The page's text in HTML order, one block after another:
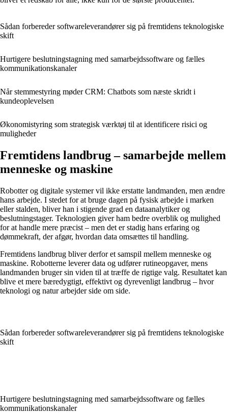
Sådan forbereder softwareleverandører sig på fremtidens teknologiske
skift
Hurtigere beslutningstagning med samarbejdssoftware og fælles
kommunikationskanaler
Når stemmestyring møder CRM: Chatbots som næste skridt i
kundeoplevelsen
Økonomistyring som strategisk værktøj til at identificere risici og
muligheder
Fremtidens landbrug – samarbejde mellem
menneske og maskine
Robotter og digitale systemer vil ikke erstatte landmanden, men ændre
hans arbejde. I stedet for at bruge dagen på fysisk arbejde i marken
eller stalden, bliver han i stigende grad en dataanalytiker og
beslutningstager. Teknologien giver ham bedre overblik og mulighed
for at handle mere præcist – men det er stadig hans erfaring og
dømmekraft, der afgør, hvordan data omsættes til handling.
Fremtidens landbrug bliver derfor et samspil mellem menneske og
maskine. Robotterne leverer data og udfører rutineopgaver, mens
landmanden bruger sin viden til at træffe de rigtige valg. Resultatet kan
blive et mere bæredygtigt, effektivt og dyrevenligt landbrug – hvor
teknologi og natur arbejder side om side.
Sådan forbereder softwareleverandører sig på fremtidens teknologiske
skift
Hurtigere beslutningstagning med samarbejdssoftware og fælles
kommunikationskanaler